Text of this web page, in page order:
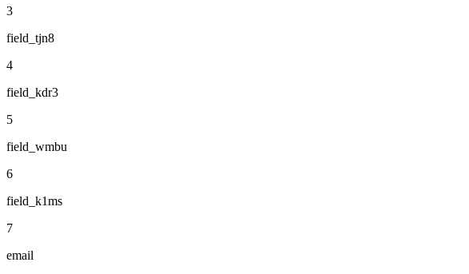
3
field_tjn8
4
field_kdr3
5
field_wmbu
6
field_k1ms
7
email